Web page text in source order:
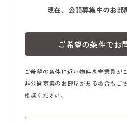
現在、公開募集中のお部
ご希望の条件でお
ご希望の条件に近い物件を営業員が
非公開募集のお部屋がある場合もご
相談ください。